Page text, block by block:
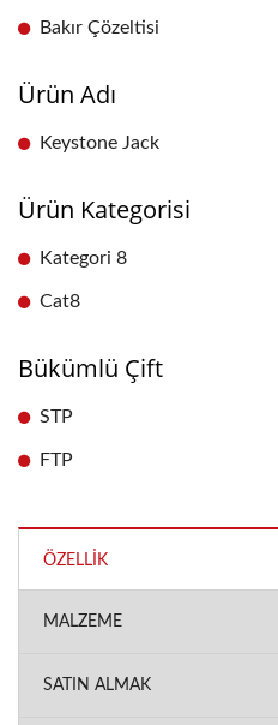
Bakır Çözeltisi
Ürün Adı
Keystone Jack
Ürün Kategorisi
Kategori 8
Cat8
Bükümlü Çift
STP
FTP
ÖZELLIK
MALZEME
SATIN ALMAK